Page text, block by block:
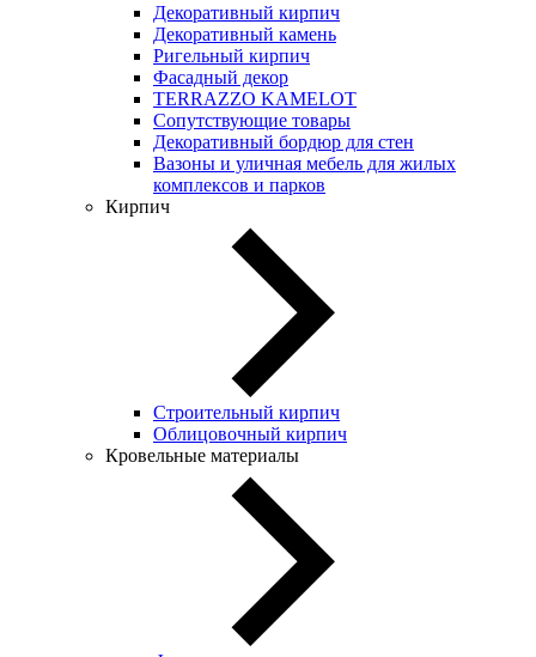
Декоративный кирпич
Декоративный камень
Ригельный кирпич
Фасадный декор
TERRAZZO KAMELOT
Сопутствующие товары
Декоративный бордюр для стен
Вазоны и уличная мебель для жилых
комплексов и парков
Кирпич
Строительный кирпич
Облицовочный кирпич
Кровельные материалы